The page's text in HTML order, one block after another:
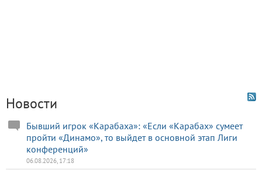
Новости
Бывший игрок «Карабаха»: «Если «Карабах» сумеет
пройти «Динамо», то выйдет в основной этап Лиги
конференций»
06.08.2026, 17:18